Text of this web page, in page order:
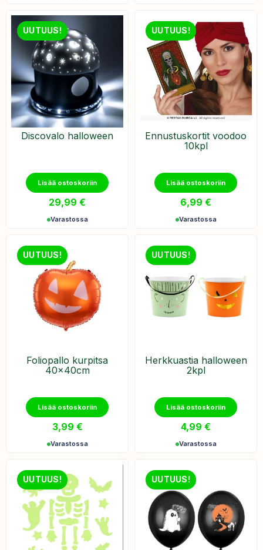
UUTUUS!
Discovalo halloween
Lisää ostoskoriin
29,99 €
Varastossa
UUTUUS!
Ennustuskortit voodoo
10kpl
Lisää ostoskoriin
6,99 €
Varastossa
UUTUUS!
Foliopallo kurpitsa
40x40cm
Lisää ostoskoriin
3,99 €
Varastossa
UUTUUS!
Herkkuastia halloween
2kpl
Lisää ostoskoriin
4,99 €
Varastossa
UUTUUS! UUTUUS!